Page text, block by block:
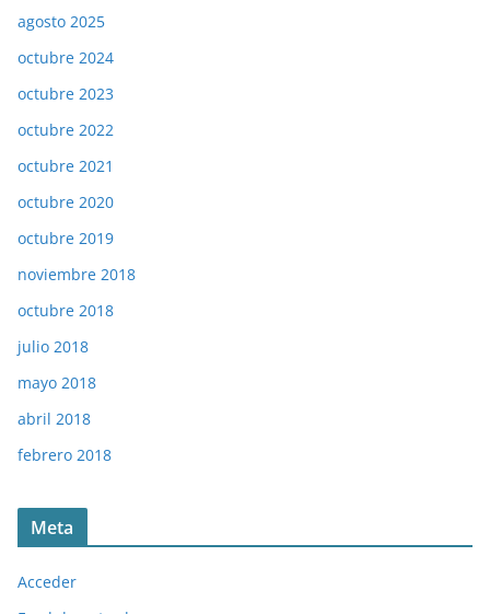
agosto 2025
octubre 2024
octubre 2023
octubre 2022
octubre 2021
octubre 2020
octubre 2019
noviembre 2018
octubre 2018
julio 2018
mayo 2018
abril 2018
febrero 2018
Meta
Acceder